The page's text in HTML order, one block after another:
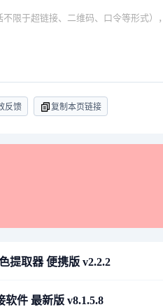
限于超链接、二维码、口令等形式
反馈 复制本页链接
提取器 便携版 v2.2.2
件 最新版 v8.1.5.8